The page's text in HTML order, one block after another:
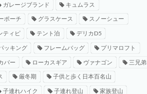
ガレージブランド キュムラス
ポーチ グラスケース スノーシュー
ティピ テント泊 デリカD5
ッキング フレームバッグ プリマロフト
バー ローカスギア ヴァナゴン 三兄弟
厳冬期 子供と歩く日本百名山
子連れハイク 子連れ登山 家族登山